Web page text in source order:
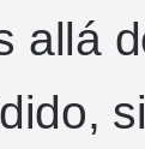
allá